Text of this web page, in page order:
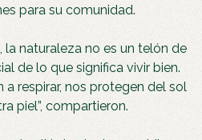
para su comunidad.
la naturaleza no es un telón de
de lo que significa vivir bien.
a respirar, nos protegen del sol
piel”, compartieron.